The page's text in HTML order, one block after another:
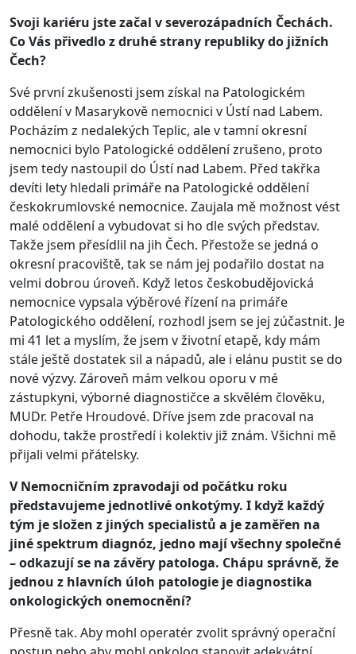
Svoji kariéru jste začal v severozápadních Čechách.
Co Vás přivedlo z druhé strany republiky do jižních
Čech?
Své první zkušenosti jsem získal na Patologickém
oddělení v Masarykově nemocnici v Ústí nad Labem.
Pocházím z nedalekých Teplic, ale v tamní okresní
nemocnici bylo Patologické oddělení zrušeno, proto
jsem tedy nastoupil do Ústí nad Labem. Před takřka
devíti lety hledali primáře na Patologické oddělení
českokrumlovské nemocnice. Zaujala mě možnost vést
malé oddělení a vybudovat si ho dle svých představ.
Takže jsem přesídlil na jih Čech. Přestože se jedná o
okresní pracoviště, tak se nám jej podařilo dostat na
velmi dobrou úroveň. Když letos českobudějovická
nemocnice vypsala výběrové řízení na primáře
Patologického oddělení, rozhodl jsem se jej zúčastnit. Je
mi 41 let a myslím, že jsem v životní etapě, kdy mám
stále ještě dostatek sil a nápadů, ale i elánu pustit se do
nové výzvy. Zároveň mám velkou oporu v mé
zástupkyni, výborné diagnostičce a skvělém člověku,
MUDr. Petře Hroudové. Dříve jsem zde pracoval na
dohodu, takže prostředí i kolektiv již znám. Všichni mě
přijali velmi přátelsky.
V Nemocničním zpravodaji od počátku roku
představujeme jednotlivé onkotýmy. I když každý
tým je složen z jiných specialistů a je zaměřen na
jiné spektrum diagnóz, jedno mají všechny společné
– odkazují se na závěry patologa. Chápu správně, že
jednou z hlavních úloh patologie je diagnostika
onkologických onemocnění?
Přesně tak. Aby mohl operatér zvolit správný operační